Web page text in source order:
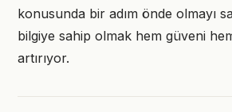
konusunda bir adım önde olmayı
bilgiye sahip olmak hem güveni
artırıyor.